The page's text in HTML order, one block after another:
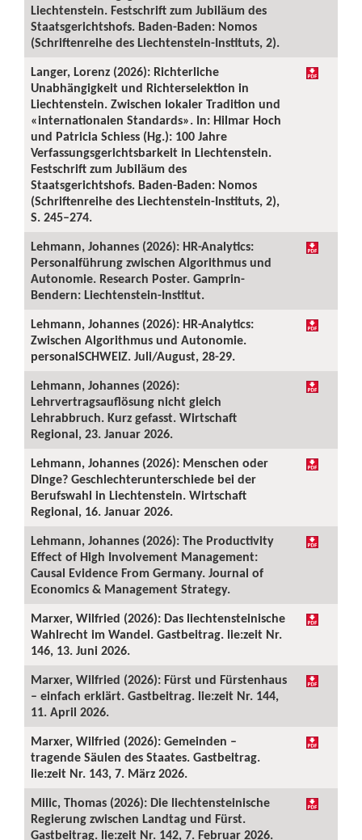
Liechtenstein. Festschrift zum Jubiläum des
Staatsgerichtshofs. Baden-Baden: Nomos
(Schriftenreihe des Liechtenstein-Instituts, 2).
Langer, Lorenz (2026): Richterliche
Unabhängigkeit und Richterselektion in
Liechtenstein. Zwischen lokaler Tradition und
«internationalen Standards». In: Hilmar Hoch
und Patricia Schiess (Hg.): 100 Jahre
Verfassungsgerichtsbarkeit in Liechtenstein.
Festschrift zum Jubiläum des
Staatsgerichtshofs. Baden-Baden: Nomos
(Schriftenreihe des Liechtenstein-Instituts, 2),
S. 245–274.
Lehmann, Johannes (2026): HR-Analytics:
Personalführung zwischen Algorithmus und
Autonomie. Research Poster. Gamprin-
Bendern: Liechtenstein-Institut.
Lehmann, Johannes (2026): HR-Analytics:
Zwischen Algorithmus und Autonomie.
personalSCHWEIZ. Juli/August, 28-29.
Lehmann, Johannes (2026):
Lehrvertragsauflösung nicht gleich
Lehrabbruch. Kurz gefasst. Wirtschaft
Regional, 23. Januar 2026.
Lehmann, Johannes (2026): Menschen oder
Dinge? Geschlechterunterschiede bei der
Berufswahl in Liechtenstein. Wirtschaft
Regional, 16. Januar 2026.
Lehmann, Johannes (2026): The Productivity
Effect of High Involvement Management:
Causal Evidence From Germany. Journal of
Economics & Management Strategy.
Marxer, Wilfried (2026): Das liechtensteinische
Wahlrecht im Wandel. Gastbeitrag. lie:zeit Nr.
146, 13. Juni 2026.
Marxer, Wilfried (2026): Fürst und Fürstenhaus
– einfach erklärt. Gastbeitrag. lie:zeit Nr. 144,
11. April 2026.
Marxer, Wilfried (2026): Gemeinden –
tragende Säulen des Staates. Gastbeitrag.
lie:zeit Nr. 143, 7. März 2026.
Milic, Thomas (2026): Die liechtensteinische
Regierung zwischen Landtag und Fürst.
Gastbeitrag. lie:zeit Nr. 142, 7. Februar 2026.